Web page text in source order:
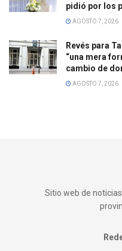
pidió por los
AGOSTO 7, 2026
Revés para
“una mera
cambio de
AGOSTO 7, 2026
Sitio web de